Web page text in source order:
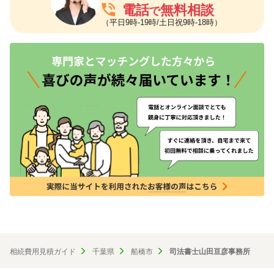
phone_in_talk 電話で無料相談
（平日9時-19時/土日祝9時-18時）
相続費用見積ガイド 千葉県 船橋市 司法書士山田亘彦事務所